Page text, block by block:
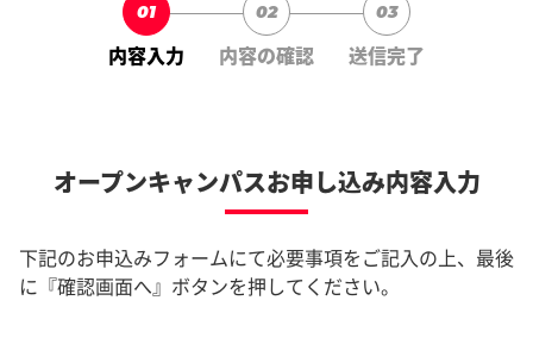
01
内容入力
02
内容の確認
03
送信完了
オープンキャンパスお申し込み内容入力
下記のお申込みフォームにて必要事項をご記入の上、最後
に『確認画面へ』ボタンを押してください。